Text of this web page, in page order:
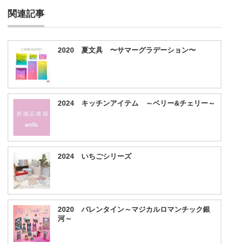
関連記事
2020 夏文具 〜サマーグラデーション〜
2024 キッチンアイテム ～ベリー&チェリー～
2024 いちごシリーズ
2020 バレンタイン～マジカルロマンチック銀
河～